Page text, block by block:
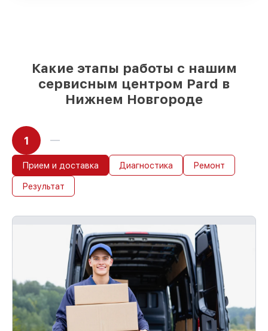
Какие этапы работы с нашим
сервисным центром Pard в
Нижнем Новгороде
1
Прием и доставка Диагностика Ремонт
Результат